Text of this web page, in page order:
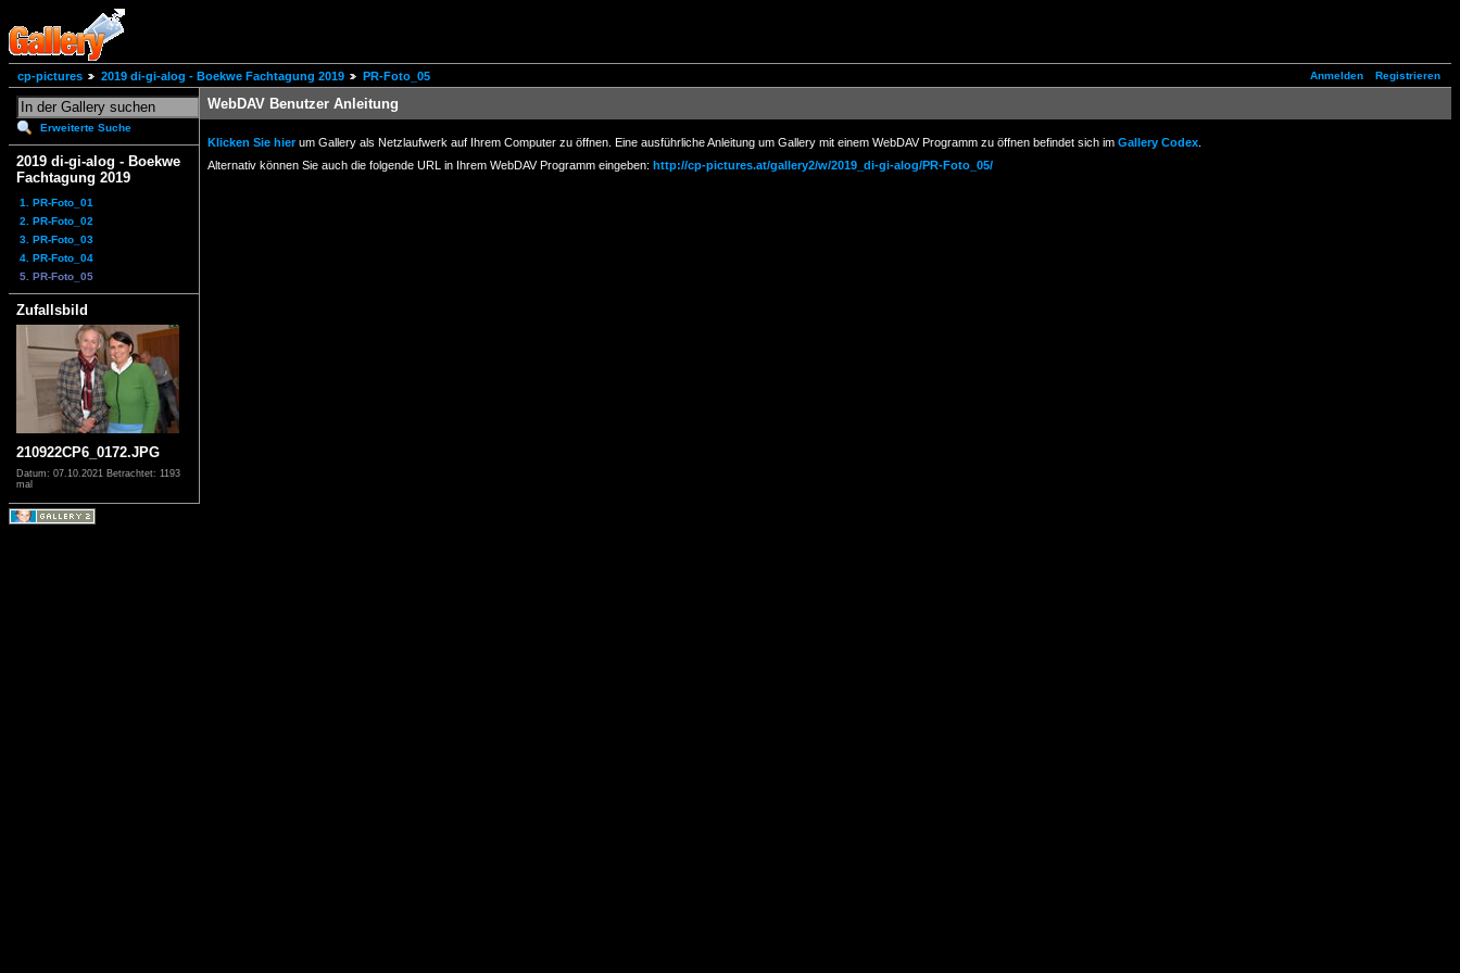
Anmelden Registrieren
cp-pictures 2019 di-gi-alog - Boekwe Fachtagung 2019 PR-Foto_05
Erweiterte Suche
2019 di-gi-alog - Boekwe
Fachtagung 2019
1. PR-Foto_01
2. PR-Foto_02
3. PR-Foto_03
4. PR-Foto_04
5. PR-Foto_05
Zufallsbild
210922CP6_0172.JPG
Datum: 07.10.2021 Betrachtet: 1193
mal
WebDAV Benutzer Anleitung
Klicken Sie hierum Gallery als Netzlaufwerk auf Ihrem Computer zu öffnen. Eine ausführliche Anleitung um Gallery mit einem WebDAV Programm zu öffnen befindet sich im Gallery Codex
Alternativ können Sie auch die folgende URL in Ihrem WebDAV Programm eingeben: http://cp-pictures.at/gallery2/w/2019_di-gi-alog/PR-Foto_05/